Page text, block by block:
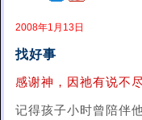
2008年1月13日
找好事
感谢神，因祂有说不
记得孩子小时曾陪伴